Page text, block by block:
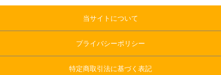
当サイトについて
プライバシーポリシー
特定商取引法に基づく表記